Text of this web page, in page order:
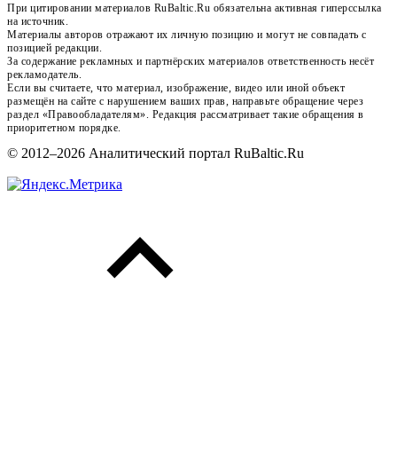
При цитировании материалов RuBaltic.Ru обязательна активная гиперссылка
на источник.
Материалы авторов отражают их личную позицию и могут не совпадать с
позицией редакции.
За содержание рекламных и партнёрских материалов ответственность несёт
рекламодатель.
Если вы считаете, что материал, изображение, видео или иной объект
размещён на сайте с нарушением ваших прав, направьте обращение через
раздел «Правообладателям». Редакция рассматривает такие обращения в
приоритетном порядке.
© 2012–2026 Аналитический портал RuBaltic.Ru